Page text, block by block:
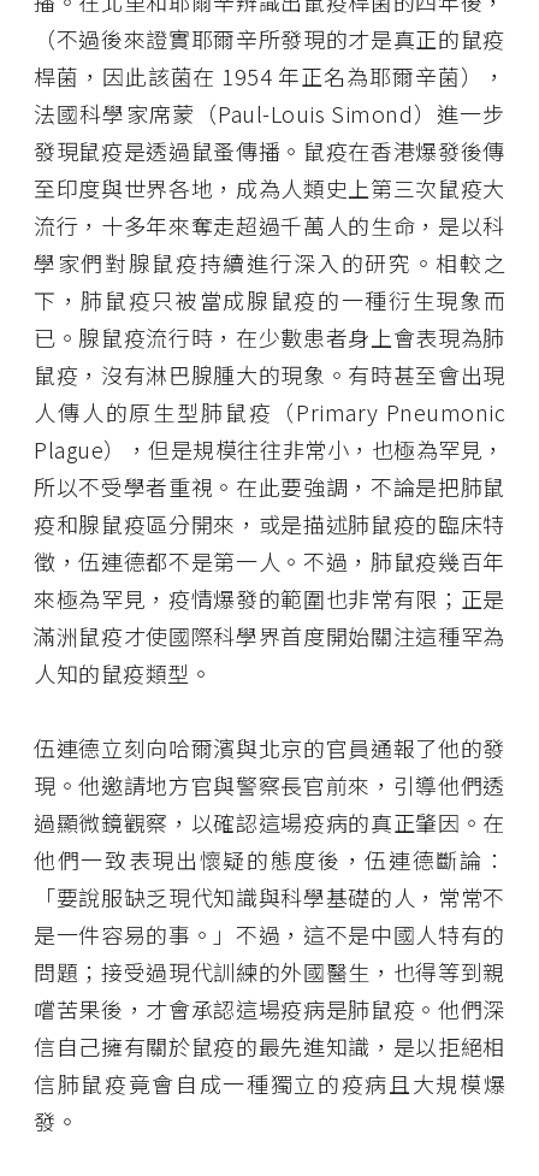
（不過後來證實耶爾辛所發現的才是真正的鼠疫
桿菌，因此該菌在 1954 年正名為耶爾辛菌），
法國科學家席蒙（Paul-Louis Simond）進一步
發現鼠疫是透過鼠蚤傳播。鼠疫在香港爆發後傳
至印度與世界各地，成為人類史上第三次鼠疫大
流行，十多年來奪走超過千萬人的生命，是以科
學家們對腺鼠疫持續進行深入的研究。相較之
下，肺鼠疫只被當成腺鼠疫的一種衍生現象而
已。腺鼠疫流行時，在少數患者身上會表現為肺
鼠疫，沒有淋巴腺腫大的現象。有時甚至會出現
人傳人的原生型肺鼠疫（Primary Pneumonic
Plague），但是規模往往非常小，也極為罕見，
所以不受學者重視。在此要強調，不論是把肺鼠
疫和腺鼠疫區分開來，或是描述肺鼠疫的臨床特
徵，伍連德都不是第一人。不過，肺鼠疫幾百年
來極為罕見，疫情爆發的範圍也非常有限；正是
滿洲鼠疫才使國際科學界首度開始關注這種罕為
人知的鼠疫類型。
伍連德立刻向哈爾濱與北京的官員通報了他的發
現。他邀請地方官與警察長官前來，引導他們透
過顯微鏡觀察，以確認這場疫病的真正肇因。在
他們一致表現出懷疑的態度後，伍連德斷論：
「要說服缺乏現代知識與科學基礎的人，常常不
是一件容易的事。」不過，這不是中國人特有的
問題；接受過現代訓練的外國醫生，也得等到親
嚐苦果後，才會承認這場疫病是肺鼠疫。他們深
信自己擁有關於鼠疫的最先進知識，是以拒絕相
信肺鼠疫竟會自成一種獨立的疫病且大規模爆
發。